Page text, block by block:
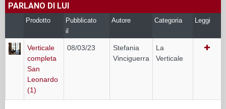
PARLANO DI LUI
Prodotto
Pubblicato
il
Autore Categoria Leggi
Verticale
completa
San
Leonardo
(1)
08/03/23
Stefania
Vinciguerra
La
Verticale